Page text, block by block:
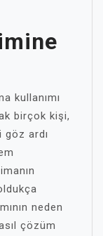
kullanımı
birçok kişi,
göz ardı
neden
çözüm